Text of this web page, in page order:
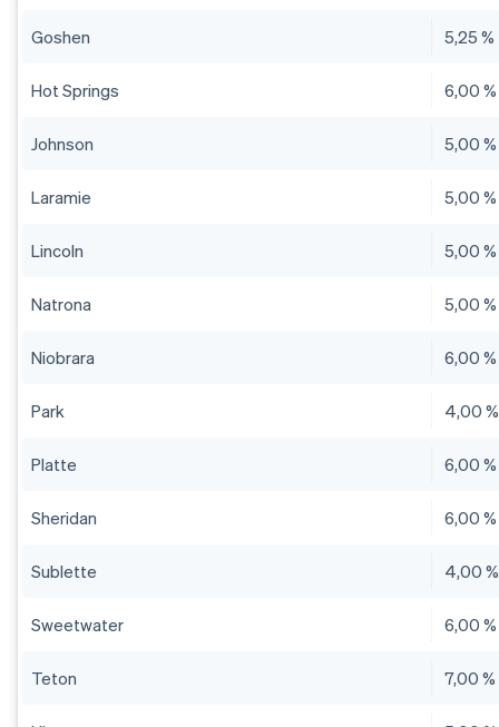
Goshen 5,25 %
Hot Springs 6,00 %
Johnson 5,00 %
Laramie 5,00 %
Lincoln 5,00 %
Natrona 5,00 %
Niobrara 6,00 %
Park 4,00 %
Platte 6,00 %
Sheridan 6,00 %
Sublette 4,00 %
Sweetwater 6,00 %
Teton 7,00 %